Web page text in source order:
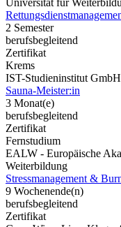
Universität für
2 Semester
berufsbegleitend
Zertifikat
Krems
IST-Studieninstitut GmbH
Sauna-Meister:in
3 Monat(e)
berufsbegleitend
Zertifikat
Fernstudium
EALW - Europäische
Weiterbildung
Stressmanagement &
9 Wochenende(n)
berufsbegleitend
Zertifikat